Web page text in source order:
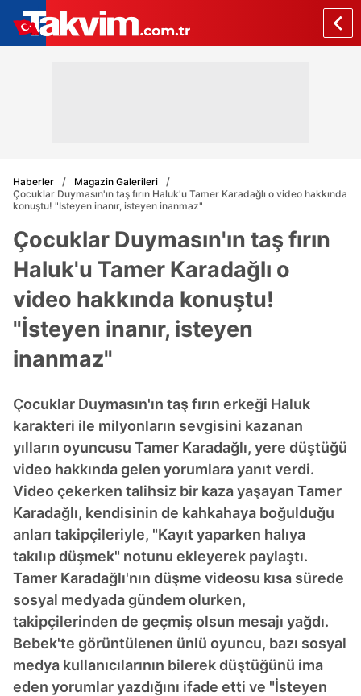
Haberler
Magazin Galerileri
Çocuklar Duymasın'ın taş fırın Haluk'u Tamer Karadağlı o video hakkında
konuştu! "İsteyen inanır, isteyen inanmaz"
Çocuklar Duymasın'ın taş fırın
Haluk'u Tamer Karadağlı o
video hakkında konuştu!
"İsteyen inanır, isteyen
inanmaz"
Çocuklar Duymasın'ın taş fırın erkeği Haluk
karakteri ile milyonların sevgisini kazanan
yılların oyuncusu Tamer Karadağlı, yere düştüğü
video hakkında gelen yorumlara yanıt verdi.
Video çekerken talihsiz bir kaza yaşayan Tamer
Karadağlı, kendisinin de kahkahaya boğulduğu
anları takipçileriyle, "Kayıt yaparken halıya
takılıp düşmek" notunu ekleyerek paylaştı.
Tamer Karadağlı'nın düşme videosu kısa sürede
sosyal medyada gündem olurken,
takipçilerinden de geçmiş olsun mesajı yağdı.
Bebek'te görüntülenen ünlü oyuncu, bazı sosyal
medya kullanıcılarının bilerek düştüğünü ima
eden yorumlar yazdığını ifade etti ve "İsteyen